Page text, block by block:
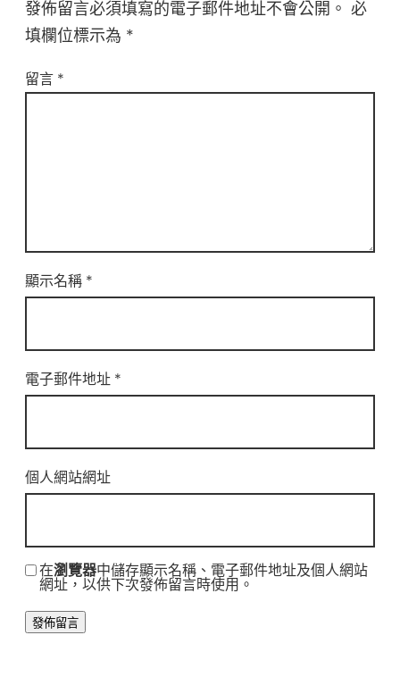
發佈留言必須填寫的電子郵件地址不會公開。 必
填欄位標示為 *
留言 *
顯示名稱 *
電子郵件地址 *
個人網站網址
在瀏覽器中儲存顯示名稱、電子郵件地址及個人網站
網址，以供下次發佈留言時使用。